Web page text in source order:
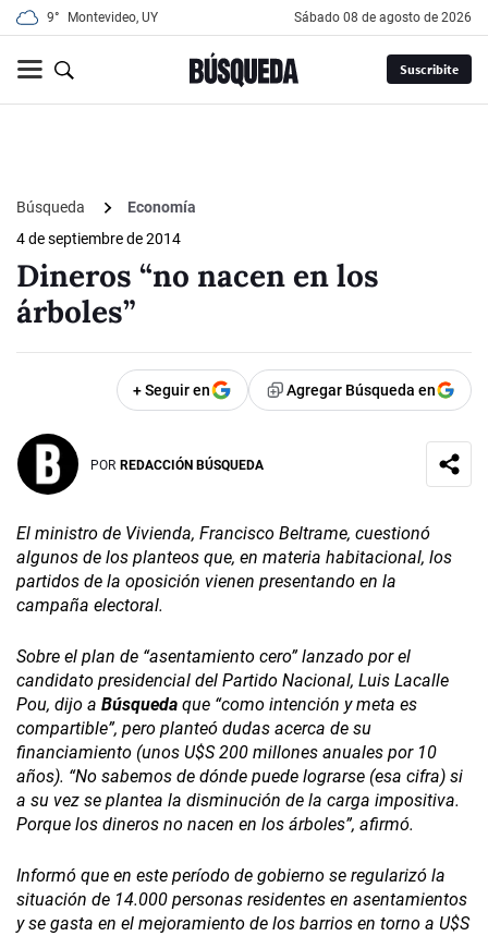
9° Montevideo, UY sábado 08 de agosto de 2026
Suscribite
Búsqueda
Economía
4 de septiembre de 2014
Dineros “no nacen en los
árboles”
+ Seguir en Agregar Búsqueda en
POR REDACCIÓN BÚSQUEDA
El ministro de Vivienda, Francisco Beltrame, cuestionó
algunos de los planteos que, en materia habitacional, los
partidos de la oposición vienen presentando en la
campaña electoral.
Sobre el plan de “asentamiento cero” lanzado por el
candidato presidencial del Partido Nacional, Luis Lacalle
Pou, dijo a Búsqueda que “como intención y meta es
compartible”, pero planteó dudas acerca de su
financiamiento (unos U$S 200 millones anuales por 10
años). “No sabemos de dónde puede lograrse (esa cifra) si
a su vez se plantea la disminución de la carga impositiva.
Porque los dineros no nacen en los árboles”, afirmó.
Informó que en este período de gobierno se regularizó la
situación de 14.000 personas residentes en asentamientos
y se gasta en el mejoramiento de los barrios en torno a U$S